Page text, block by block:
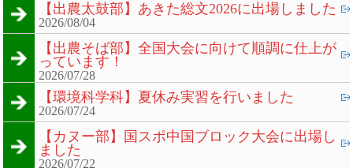
【出農太鼓部】あきた総文2026に出場しました
2026/08/04
【出農そば部】全国大会に向けて順調に仕上が
っています！
2026/07/28
【環境科学科】夏休み実習を行いました
2026/07/24
【カヌー部】国スポ中国ブロック大会に出場し
ました
2026/07/22